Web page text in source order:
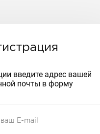
введите адрес вашей
почты в форму